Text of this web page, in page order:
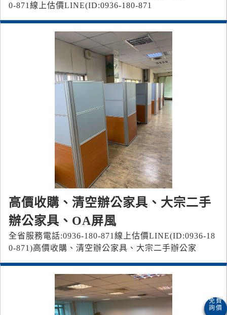
0-871 線上估價LINE(ID:0936-180-871
高價收購、清空辦公家具、大宗二手
辦公家具、OA屏風
全省服務電話:0936-180-871 線上估價LINE(ID:0936-18
0-871) 高價收購、清空辦公家具、大宗二手辦公家